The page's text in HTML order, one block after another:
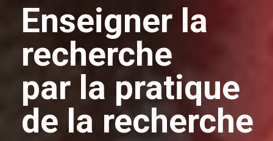
Enseigner la
recherche
par la pratique
de la recherche